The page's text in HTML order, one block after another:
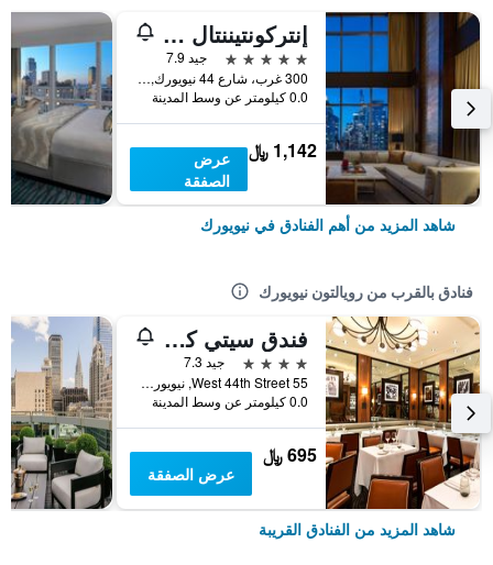
إنتركونتيننتال نيويورك تاميز سكوير
5 نجوم
جيد 7.9
300 غرب، شارع 44 نيويورك, نيويورك, NY, الولايات المتحدة الأميريكية
0.0 كيلومتر عن وسط المدينة
1,142 ﷼
عرض
الصفقة
شاهد المزيد من أهم الفنادق في نيويورك
فنادق بالقرب من رويالتون نيويورك
فندق سيتي كلوب
4 نجوم
جيد 7.3
55 West 44th Street, نيويورك, NY, الولايات المتحدة الأميريكية
0.0 كيلومتر عن وسط المدينة
695 ﷼
عرض الصفقة
شاهد المزيد من الفنادق القريبة